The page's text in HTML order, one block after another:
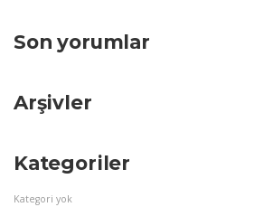
Son yorumlar
Arşivler
Kategoriler
Kategori yok